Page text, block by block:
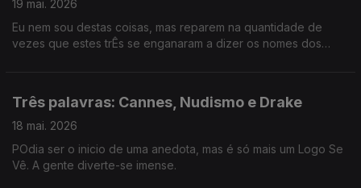
19 mai. 2026
Eu nem sou destas coisas, mas reparem na quantidade de
vezes que estes trÊs se enganaram a dizer os nomes dos
Três palavras: Cannes, Nudismo e Drake
18 mai. 2026
POdia ser o inicio de uma anedota, mas é só mais um Logo Se
Vê. A gente diverte-se imense.